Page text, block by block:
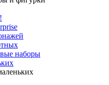
наборы